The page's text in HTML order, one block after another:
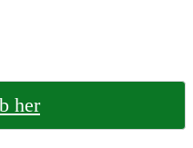
her